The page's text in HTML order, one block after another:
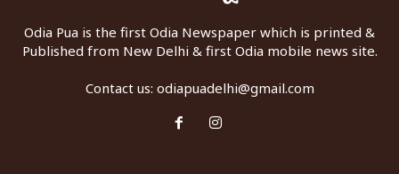
Odia Pua is the first Odia Newspaper which is printed &
Published from New Delhi & first Odia mobile news site.
Contact us: odiapuadelhi@gmail.com